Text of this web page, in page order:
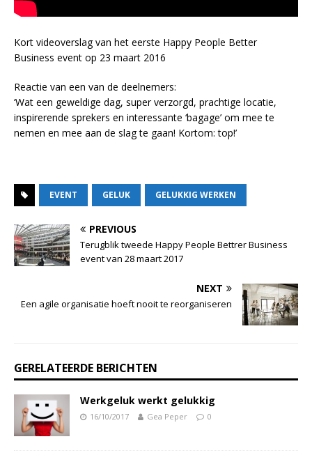
Kort videoverslag van het eerste Happy People Better
Business event op 23 maart 2016
Reactie van een van de deelnemers:
‘Wat een geweldige dag, super verzorgd, prachtige locatie,
inspirerende sprekers en interessante ‘bagage’ om mee te
nemen en mee aan de slag te gaan! Kortom: top!’
EVENT GELUK GELUKKIG WERKEN
PREVIOUS
Terugblik tweede Happy People Bettrer Business
event van 28 maart 2017
NEXT
Een agile organisatie hoeft nooit te reorganiseren
GERELATEERDE BERICHTEN
Werkgeluk werkt gelukkig
16/10/2017 Gea Peper 0